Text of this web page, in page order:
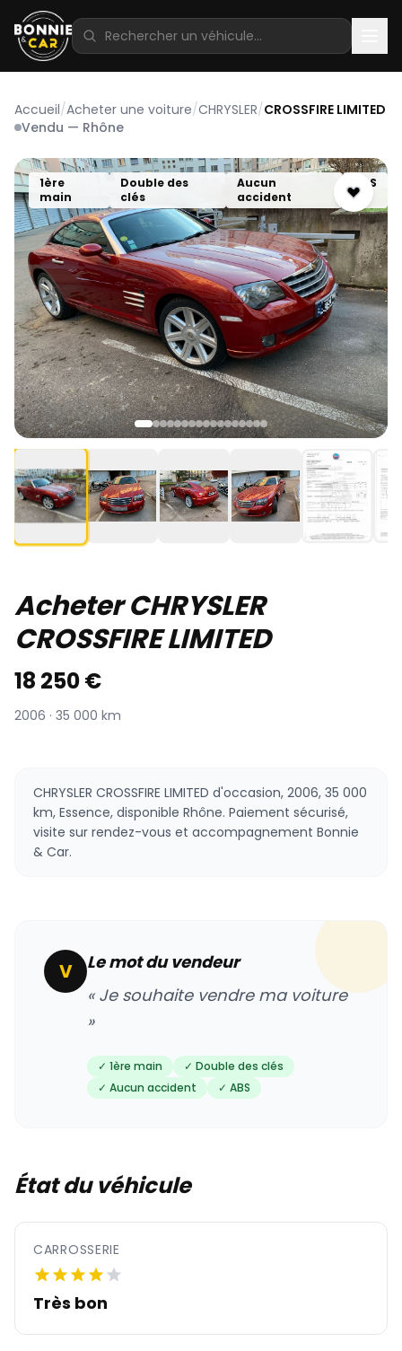
Accueil/Acheter une voiture/CHRYSLER/CROSSFIRE LIMITED
Vendu — Rhône
1ère
main
Double des
clés
Aucun
accident
ABS
Acheter CHRYSLER
CROSSFIRE LIMITED
18 250 €
2006 · 35 000 km
CHRYSLER CROSSFIRE LIMITED d'occasion, 2006, 35 000
km, Essence, disponible Rhône. Paiement sécurisé,
visite sur rendez-vous et accompagnement Bonnie
& Car.
V
Le mot du vendeur
« Je souhaite vendre ma voiture
»
✓ 1ère main
✓ Double des clés
✓ Aucun accident
✓ ABS
État du véhicule
CARROSSERIE
Très bon